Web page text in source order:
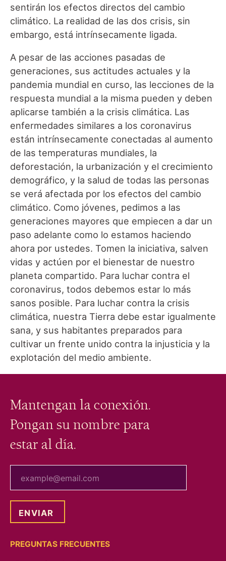
sentirán los efectos directos del cambio
climático. La realidad de las dos crisis, sin
embargo, está intrínsecamente ligada.
A pesar de las acciones pasadas de
generaciones, sus actitudes actuales y la
pandemia mundial en curso, las lecciones de la
respuesta mundial a la misma pueden y deben
aplicarse también a la crisis climática. Las
enfermedades similares a los coronavirus
están intrínsecamente conectadas al aumento
de las temperaturas mundiales, la
deforestación, la urbanización y el crecimiento
demográfico, y la salud de todas las personas
se verá afectada por los efectos del cambio
climático. Como jóvenes, pedimos a las
generaciones mayores que empiecen a dar un
paso adelante como lo estamos haciendo
ahora por ustedes. Tomen la iniciativa, salven
vidas y actúen por el bienestar de nuestro
planeta compartido. Para luchar contra el
coronavirus, todos debemos estar lo más
sanos posible. Para luchar contra la crisis
climática, nuestra Tierra debe estar igualmente
sana, y sus habitantes preparados para
cultivar un frente unido contra la injusticia y la
explotación del medio ambiente.
Mantengan la conexión.
Pongan su nombre para
estar al día.
PREGUNTAS FRECUENTES